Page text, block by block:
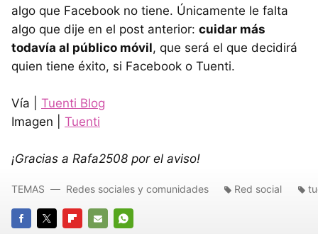
algo que Facebook no tiene. Únicamente le falta
algo que dije en el post anterior: cuidar más
todavía al público móvil, que será el que decidirá
quien tiene éxito, si Facebook o Tuenti.
Vía | Tuenti Blog
Imagen | Tuenti
¡Gracias a Rafa2508 por el aviso!
TEMAS Redes sociales y comunidades Red social